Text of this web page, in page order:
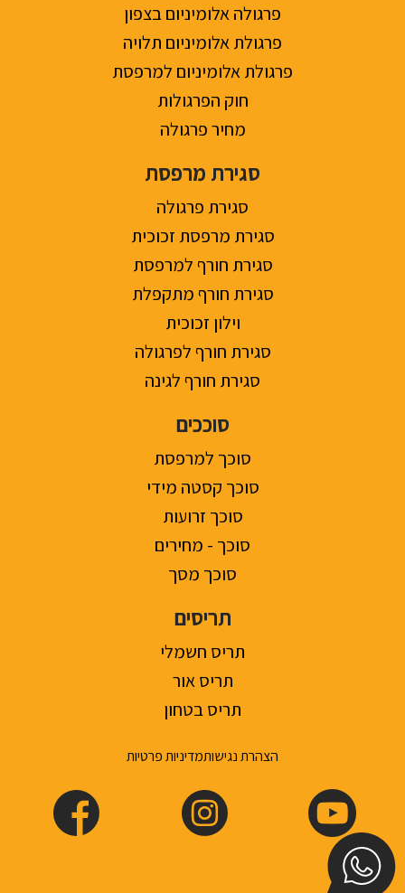
פרגולה אלומיניום בצפון
פרגולת אלומיניום תלויה
פרגולת אלומיניום למרפסת
חוק הפרגולות
מחיר פרגולה
סגירת מרפסת
סגירת פרגולה
סגירת מרפסת זכוכית
סגירת חורף למרפסת
סגירת חורף מתקפלת
וילון זכוכית
סגירת חורף לפרגולה
סגירת חורף לגינה
סוככים
סוכך למרפסת
סוכך קסטה מידי
סוכך זרועות
סוכך - מחירים
סוכך מסך
תריסים
תריס חשמלי
תריס אור
תריס בטחון
הצהרת נגישותמדיניות פרטיות